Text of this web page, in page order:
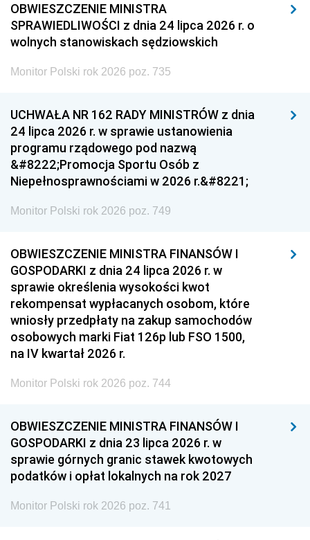
OBWIESZCZENIE MINISTRA
SPRAWIEDLIWOŚCI z dnia 24 lipca 2026 r. o
wolnych stanowiskach sędziowskich
Monitor Polski rok 2026 poz. 735
UCHWAŁA NR 162 RADY MINISTRÓW z dnia
24 lipca 2026 r. w sprawie ustanowienia
programu rządowego pod nazwą
&#8222;Promocja Sportu Osób z
Niepełnosprawnościami w 2026 r.&#8221;
Monitor Polski rok 2026 poz. 749
OBWIESZCZENIE MINISTRA FINANSÓW I
GOSPODARKI z dnia 24 lipca 2026 r. w
sprawie określenia wysokości kwot
rekompensat wypłacanych osobom, które
wniosły przedpłaty na zakup samochodów
osobowych marki Fiat 126p lub FSO 1500,
na IV kwartał 2026 r.
Monitor Polski rok 2026 poz. 744
OBWIESZCZENIE MINISTRA FINANSÓW I
GOSPODARKI z dnia 23 lipca 2026 r. w
sprawie górnych granic stawek kwotowych
podatków i opłat lokalnych na rok 2027
Monitor Polski rok 2026 poz. 741